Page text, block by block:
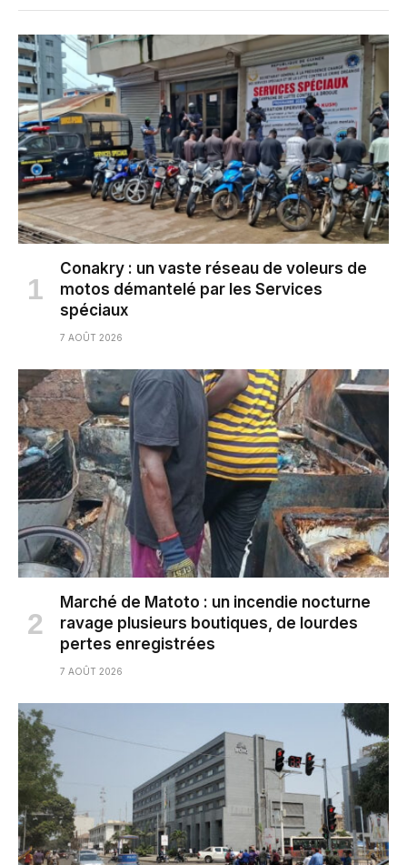
Conakry : un vaste réseau de voleurs de
motos démantelé par les Services
spéciaux
7 AOÛT 2026
Marché de Matoto : un incendie nocturne
ravage plusieurs boutiques, de lourdes
pertes enregistrées
7 AOÛT 2026